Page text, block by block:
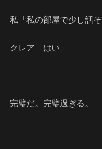
私「私の部屋で少し話そ
クレア「はい」
完璧だ。完璧過ぎる。